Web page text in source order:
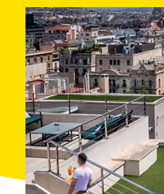
предлагает частным
обновлённые
подходящие как для
встреч.
залы с
потолками на
важные события.